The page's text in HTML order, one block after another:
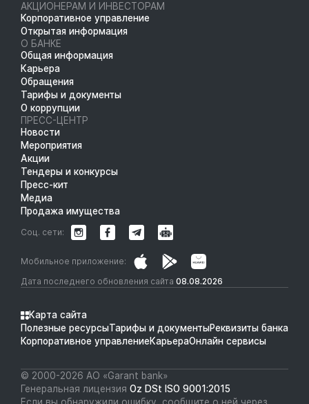
АКЦИОНЕРАМ И ИНВЕСТОРАМ
Корпоративное управление
Открытая информация
О БАНКЕ
Общая информация
Карьера
Обращения
Тарифы и документы
О коррупции
ПРЕСС-ЦЕНТР
Новости
Мероприятия
Акции
Тендеры и конкурсы
Пресс-кит
Медиа
Продажа имущества
Дата последнего обновления сайта 08.08.2026
Мобильное приложение:
Соц. сети:
Карта сайта
Полезные ресурсыТарифы и документыРеквизиты банка
Корпоративное управлениеКарьераОнлайн сервисы
© 2000-2026 АО «Garant bank»
Генеральная лицензия Oz DSt ISO 9001:2015